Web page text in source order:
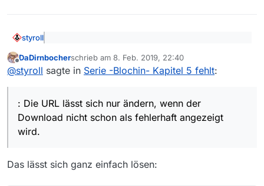
styroll
Tausend Worte
Meistens ja, hier kommt man jedoch nicht herum,
Entscheidendes zum Bild zu sagen: Die URL lässt sich
fehlerhaft angezeigt wird. Deshalb ist die obige Variante
via Webbrowser wohl einfacher/vertrauter.
Offline
DaDirnbocherschrieb am 8. Feb. 2019, 22:40
zuletzt editiert von
@styroll sagte in Serie -Blochin- Kapitel 5 fehlt:
: Die URL lässt sich nur ändern, wenn der
Download nicht schon als fehlerhaft angezeigt
wird.
Das lässt sich ganz einfach lösen: